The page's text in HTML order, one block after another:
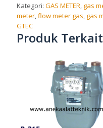
Kategori:GAS METER gas
meter ,flow meter gas gas
GTEC
Produk Terkait